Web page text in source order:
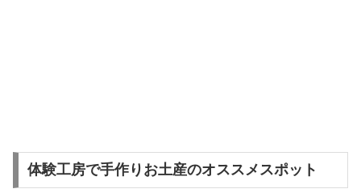
体験工房で手作りお土産のオススメスポット